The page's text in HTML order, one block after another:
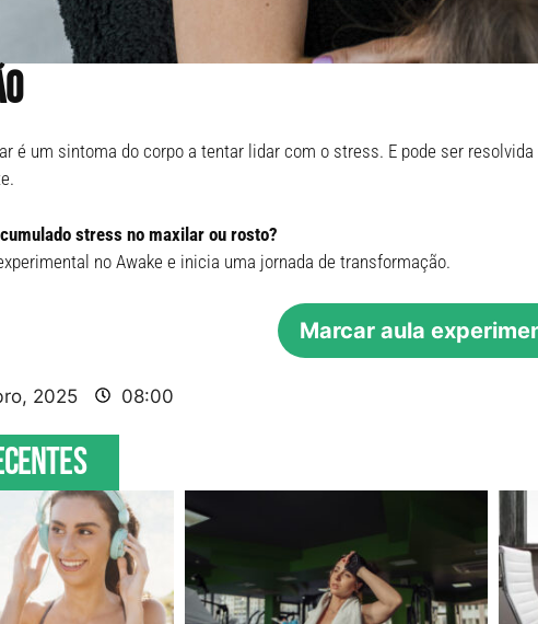
é um sintoma do corpo a tentar lidar com o stress. E pode ser
stress no maxilar ou rosto?
no Awake e inicia uma jornada de transformação.
Marcar aula
2025 08:00